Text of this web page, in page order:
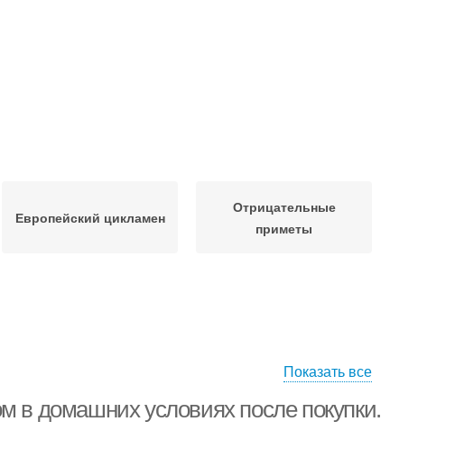
Европейский цикламен
Отрицательные
приметы
Показать все
в домашних условиях после покупки.